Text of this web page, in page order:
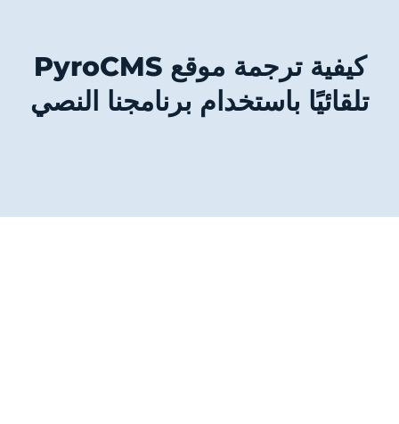
كيفية ترجمة موقع PyroCMS
تلقائيًا باستخدام برنامجنا النصي